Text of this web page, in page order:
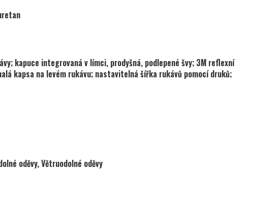
kapuce integrovaná v límci, prodyšná, podlepené švy; 3M reflexní
kapsa na levém rukávu; nastavitelná šířka rukávů pomocí druků;
oděvy, Větruodolné oděvy